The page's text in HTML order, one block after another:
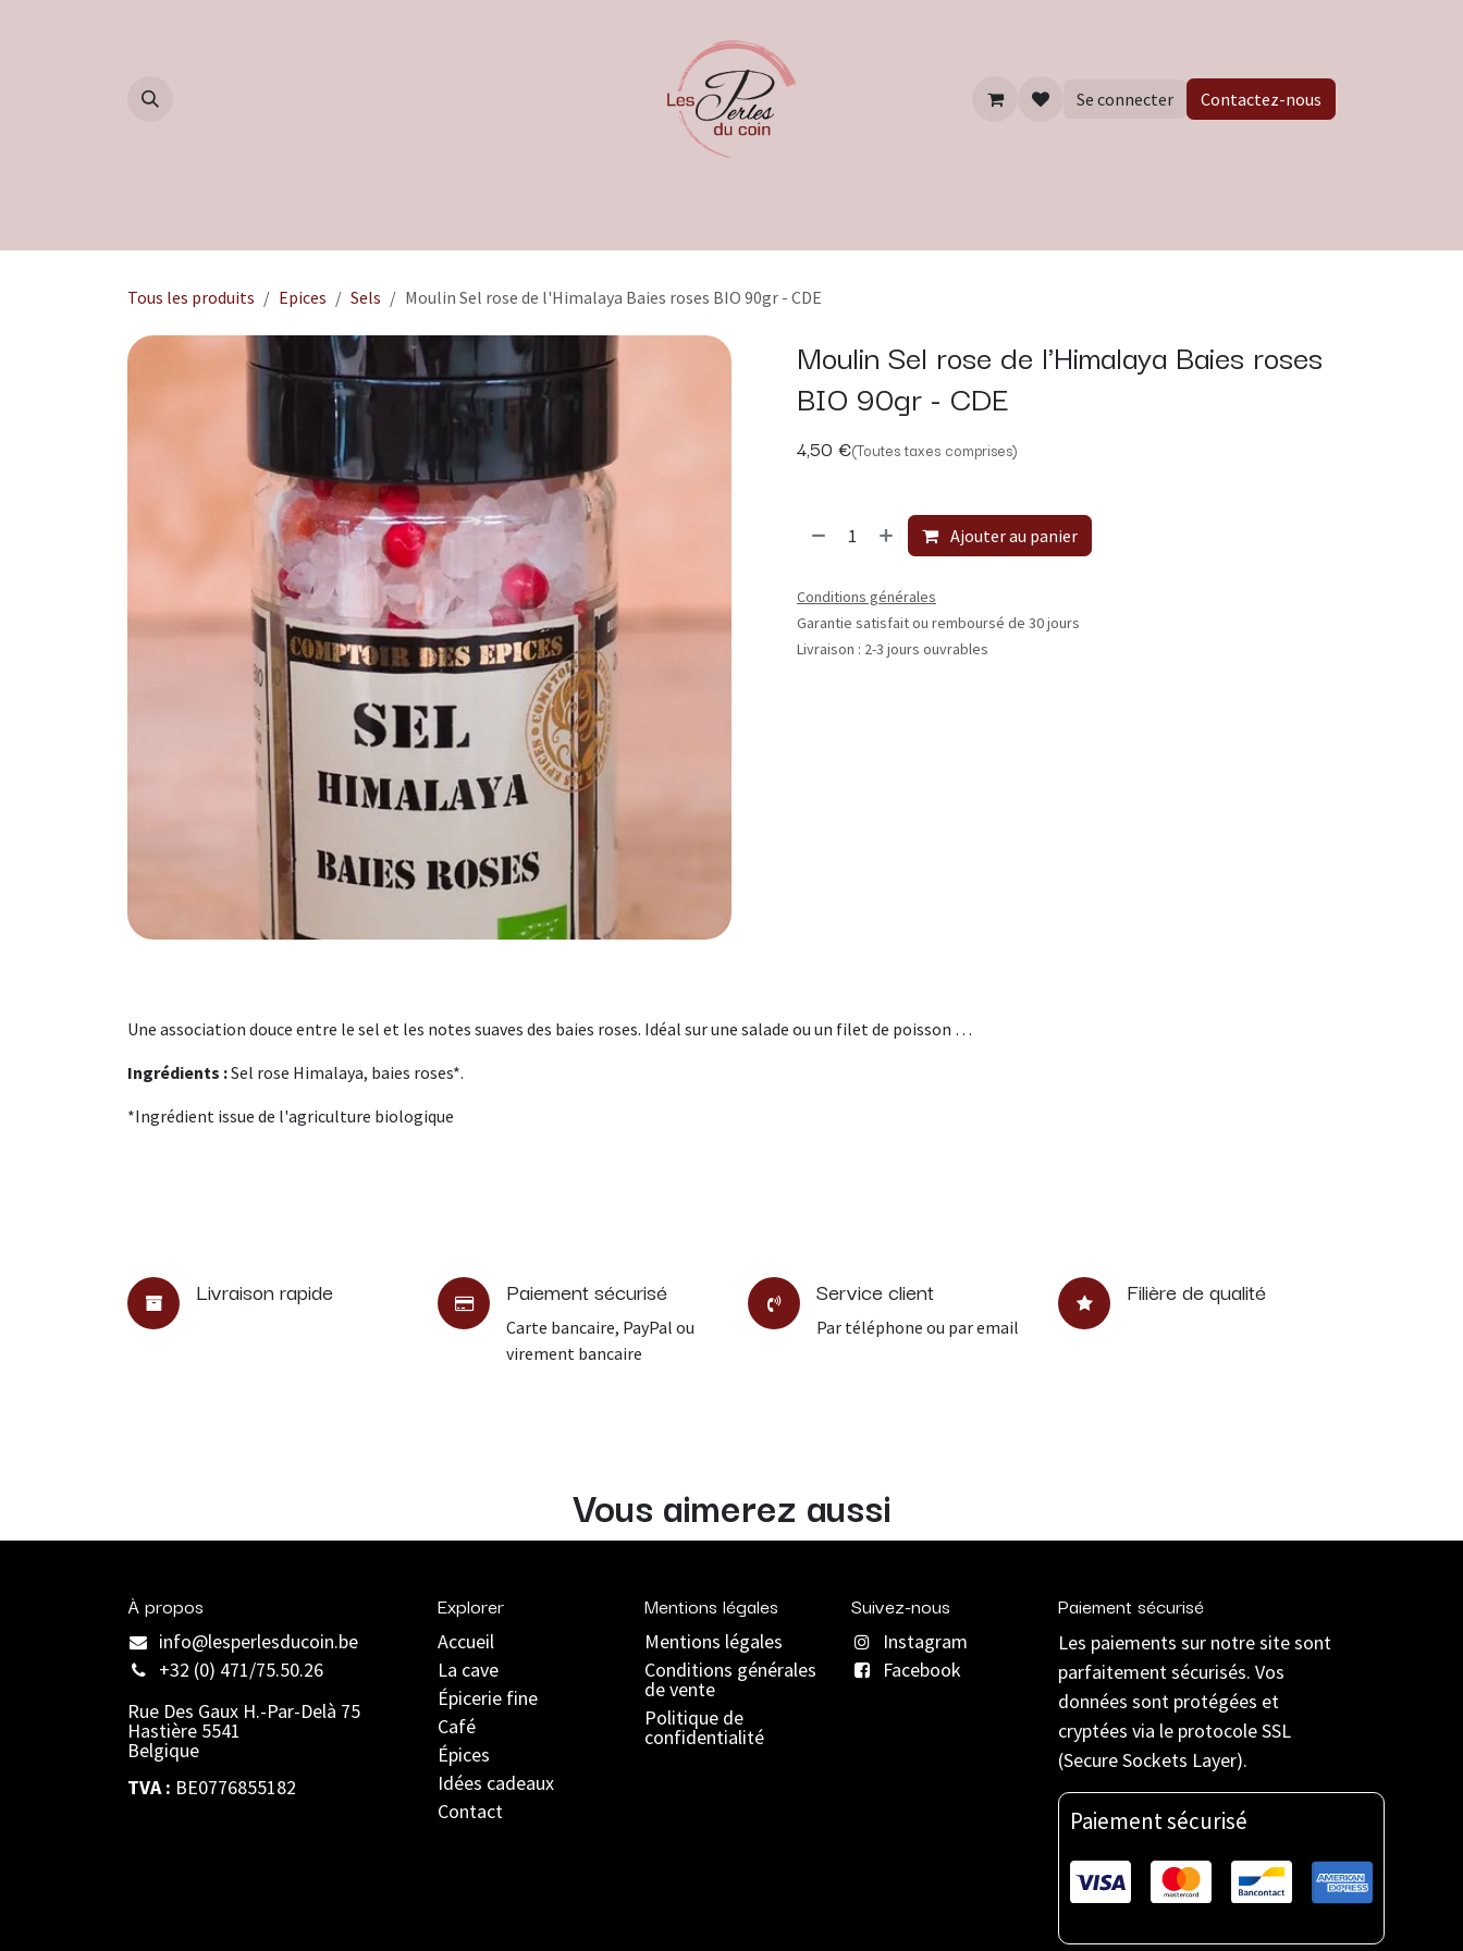
Se connecter Contactez-nous
Tous les produits Epices Sels Moulin Sel rose de l'Himalaya Baies roses BIO 90gr - CDE
Moulin Sel rose de l'Himalaya Baies roses
BIO 90gr - CDE
4,50 €(Toutes taxes comprises)
Ajouter au panier
Conditions générales
Garantie satisfait ou remboursé de 30 jours
Livraison : 2-3 jours ouvrables
Une association douce entre le sel et les notes suaves des baies roses. Idéal sur une salade ou un filet de poisson …
Ingrédients :Sel rose Himalaya, baies roses*.
*Ingrédient issue de l'agriculture biologique
Livraison rapide Paiement sécurisé
Carte bancaire, PayPal ou
virement bancaire
Service client
Par téléphone ou par email
Filière de qualité
Vous aimerez aussi
À propos
info@lesperlesducoin.be​
+32 (0) 471/75.50.26
Rue Des Gaux H.-Par-Delà 75
Hastière 5541
Belgique
TVA : BE0776855182
Explorer
Accueil
La cave
Épicerie fine
Café
Épices
Idées cadeaux
Contact
Mentions légales
Mentions légales
Conditions générales
de vente
Politique de
confidentialité
Suivez-nous
Instagram
Facebook
Paiement sécurisé
Les paiements sur notre site sont
parfaitement sécurisés. Vos
données sont protégées et
cryptées via le protocole SSL
(Secure Sockets Layer).
Paiement sécurisé